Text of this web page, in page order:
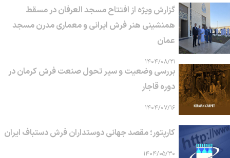
گزارش ویژه از افتتاح مسجد العرفان در مسقط
همنشینی هنر فرش ایرانی و معماری مدرن مسجد
عمان
۱۴۰۴/۰۸/۲۱
بررسی وضعیت و سیر تحول صنعت فرش کرمان در
دوره قاجار
۱۴۰۴/۰۷/۱۶
کارپتور؛ مقصد جهانی دوستداران فرش دستباف ایران
۱۴۰۴/۰۵/۳۰